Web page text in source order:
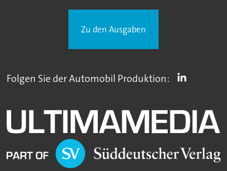
Zu den Ausgaben
Folgen Sie der Automobil Produktion: